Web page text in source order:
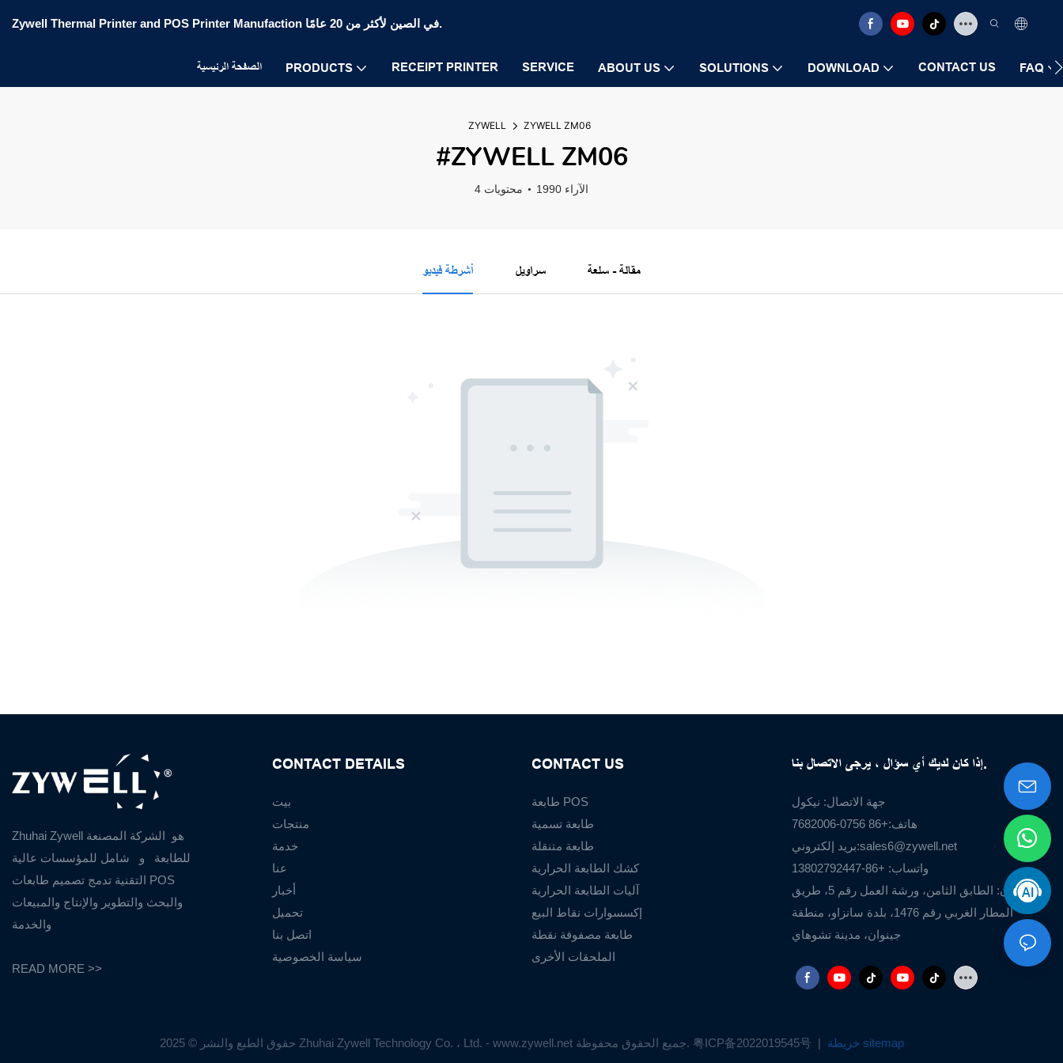
Zywell Thermal Printer and POS Printer Manufaction في الصين لأكثر من 20 عامًا.
الصفحة الرئيسية PRODUCTS RECEIPT PRINTER SERVICE ABOUT US SOLUTIONS DOWNLOAD CONTACT US FAQ
ZYWELL ZYWELL ZM06
#ZYWELL ZM06
4 محتويات 1990 الآراء
أشرطة فيديو سراويل مقالة - سلعة
Zhuhai Zywell هو الشركة المصنعة
للطابعة
و
شامل للمؤسسات عالية
التقنية تدمج تصميم طابعات POS
والبحث والتطوير والإنتاج والمبيعات
READ MORE >>
CONTACT DETAILS
بيت
منتجات
خدمة
عنا
أخبار
تحميل
اتصل بنا
سياسة الخصوصية
CONTACT US
طابعة POS
طابعة تسمية
طابعة متنقلة
كشك الطابعة الحرارية
آليات الطابعة الحرارية
إكسسوارات نقاط البيع
طابعة مصفوفة نقطة
الملحقات الأخرى
إذا كان لديك أي سؤال ، يرجى الاتصال بنا.
جهة الاتصال: نيكول
هاتف:+86 0756-7682006
بريد إلكتروني:sales6@zywell.net
واتساب: +86-13802792447
العنوان: الطابق الثامن، ورشة العمل رقم 5، طريق
المطار الغربي رقم 1476، بلدة سانزاو، منطقة
جينوان، مدينة تشوهاي
حقوق الطبع والنشر © 2025 Zhuhai Zywell Technology Co. ، Ltd. - www.zywell.net جميع الحقوق محفوظة. 粤ICP备2022019545号 | خريطة sitemap